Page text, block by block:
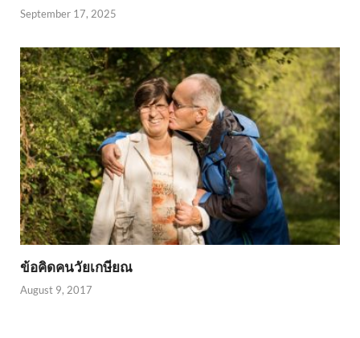
September 17, 2025
ข้อคิดคนวัยเกษียณ
August 9, 2017